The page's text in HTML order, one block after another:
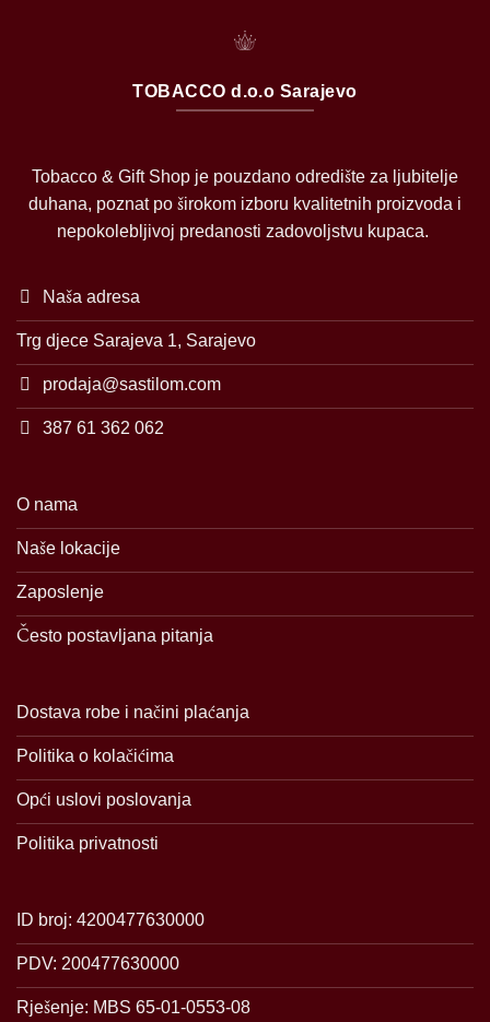
TOBACCO d.o.o Sarajevo
Tobacco & Gift Shop je pouzdano odredište za ljubitelje
duhana, poznat po širokom izboru kvalitetnih proizvoda i
nepokolebljivoj predanosti zadovoljstvu kupaca.
Naša adresa
Trg djece Sarajeva 1, Sarajevo
prodaja@sastilom.com
387 61 362 062
O nama
Naše lokacije
Zaposlenje
Često postavljana pitanja
Dostava robe i načini plaćanja
Politika o kolačićima
Opći uslovi poslovanja
Politika privatnosti
ID broj: 4200477630000
PDV: 200477630000
Rješenje: MBS 65-01-0553-08